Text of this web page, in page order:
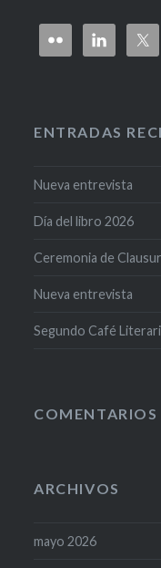
ENTRADAS
Nueva entrevista
Día del libro 2026
Ceremonia de
Nueva entrevista
Segundo Café
COMENTARIOS
ARCHIVOS
mayo 2026